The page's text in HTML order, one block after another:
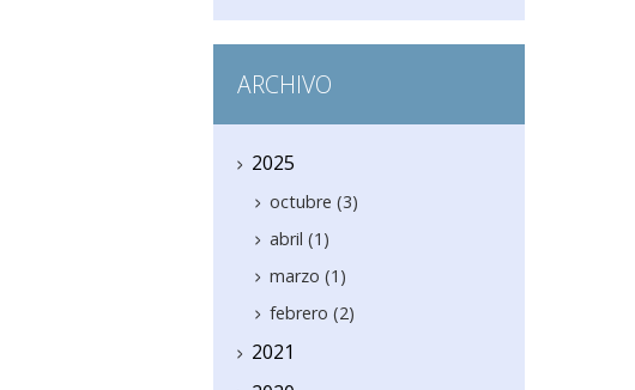
ARCHIVO
2025
octubre (3)
abril (1)
marzo (1)
febrero (2)
2021